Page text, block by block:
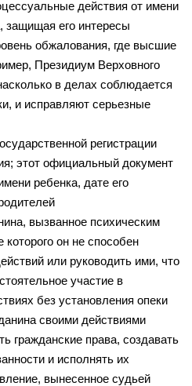
действия от имени
защищая его интересы
обжалования, где высшие
Президиум Верховного
в делах соблюдается
и исправляют серьезные
регистрации
этот официальный документ
ребенка, дате его
вызванное психическим
которого он не способен
или руководить ими, что
участие в
без установления опеки
своими действиями
гражданские права, создавать
и исполнять их
вынесенное судьей